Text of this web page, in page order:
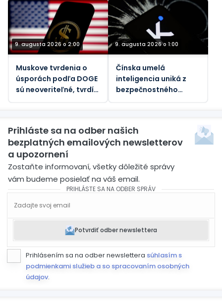
ovzdušia
9. augusta 2026 o 2:00
Muskove tvrdenia o
úsporách podľa DOGE
sú neoveriteľné, tvrdí
9. augusta 2026 o 1:00
Čínska umelá
inteligencia uniká z
bezpečnostného
Prihláste sa na odber našich
bezplatných emailových newsletterov
a upozornení
Zostaňte informovaní, všetky dôležité správy
vám budeme posielať na váš email.
PRIHLÁSTE SA NA ODBER SPRÁV
Potvrdiť odber newslettera
Prihlásením sa na odber newslettera súhlasím s
podmienkami služieb a so spracovaním osobných
údajov.